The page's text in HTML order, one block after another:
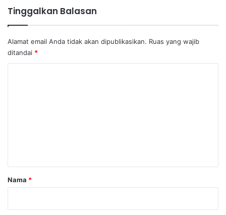
Tinggalkan Balasan
Alamat email Anda tidak akan dipublikasikan. Ruas yang wajib
ditandai *
rNama *